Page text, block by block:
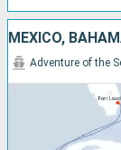
MÉXICO,
Adventure of the